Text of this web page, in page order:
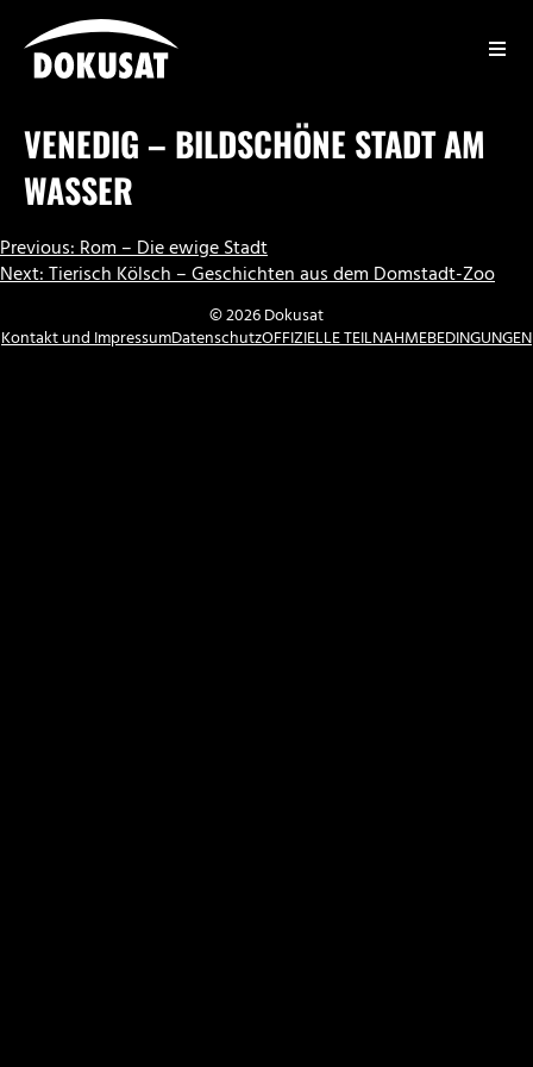
Inhalt
springen
VENEDIG – BILDSCHÖNE STADT AM
WASSER
BEITRAGSNAVIGATION
Previous:Rom – Die ewige Stadt
Next:Tierisch Kölsch – Geschichten aus dem Domstadt-Zoo
© 2026 Dokusat
Kontakt und ImpressumDatenschutzOFFIZIELLE TEILNAHMEBEDINGUNGEN